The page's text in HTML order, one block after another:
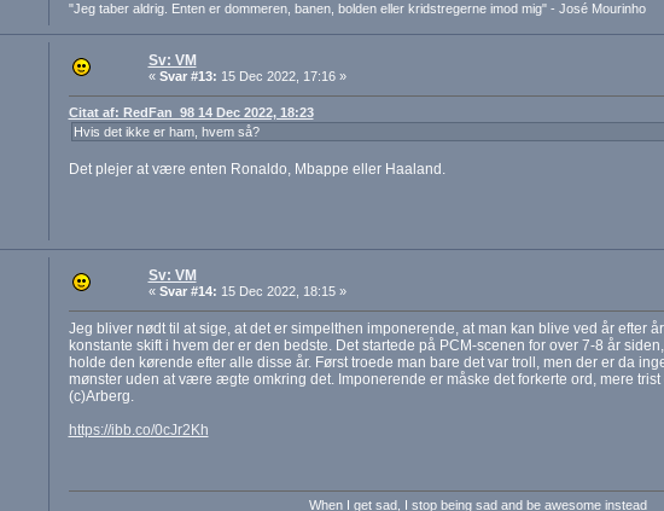
"Jeg taber aldrig. Enten er dommeren, banen, bolden eller kridstregerne imod mig" - José Mourinho
Sv: VM
« Svar #13: 15 Dec 2022, 17:16 »
Citat af: RedFan_98 14 Dec 2022, 18:23
Hvis det ikke er ham, hvem så?
Det plejer at være enten Ronaldo, Mbappe eller Haaland.
Sv: VM
« Svar #14: 15 Dec 2022, 18:15 »
Jeg bliver nødt til at sige, at det er simpelthen imponerende, at man kan blive ved år efter
konstante skift i hvem der er den bedste. Det startede på PCM-scenen for over 7-8 år
holde den kørende efter alle disse år. Først troede man bare det var troll, men der er da
mønster uden at være ægte omkring det. Imponerende er måske det forkerte ord, mere
(c)Arberg.
https://ibb.co/0cJr2Kh
When I get sad, I stop being sad and be awesome instead